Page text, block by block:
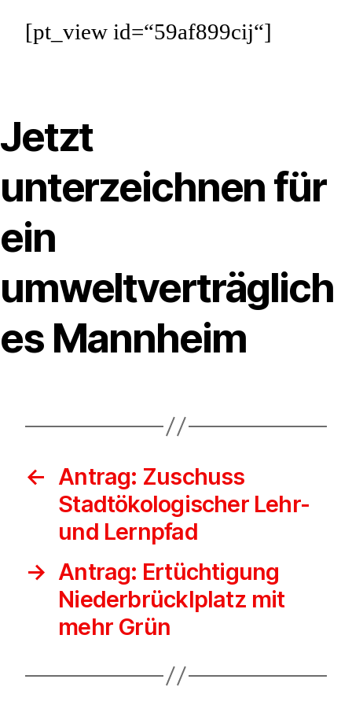
[pt_view id=“59af899cij“]
Jetzt
unterzeichnen für
ein
umweltverträglich
es Mannheim
← Antrag: Zuschuss
Stadtökologischer Lehr-
und Lernpfad
→ Antrag: Ertüchtigung
Niederbrücklplatz mit
mehr Grün